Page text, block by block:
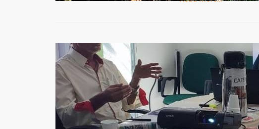
Geral
Presidente da
Jornal Gazeta Regional
Tendo por local a
Noroeste, foi
Read More…